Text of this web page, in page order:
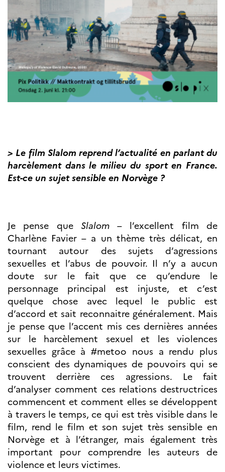
> Le film Slalom reprend l’actualité en parlant du
harcèlement dans le milieu du sport en France.
Est-ce un sujet sensible en Norvège ?
Je pense que Slalom– l’excellent film de
Charlène Favier – a un thème très délicat, en
tournant autour des sujets d’agressions
sexuelles et l’abus de pouvoir. Il n’y a aucun
doute sur le fait que ce qu’endure le
personnage principal est injuste, et c’est
quelque chose avec lequel le public est
d’accord et sait reconnaitre généralement. Mais
je pense que l’accent mis ces dernières années
sur le harcèlement sexuel et les violences
sexuelles grâce à #metoo nous a rendu plus
conscient des dynamiques de pouvoirs qui se
trouvent derrière ces agressions. Le fait
d’analyser comment ces relations destructrices
commencent et comment elles se développent
à travers le temps, ce qui est très visible dans le
film, rend le film et son sujet très sensible en
Norvège et à l’étranger, mais également très
important pour comprendre les auteurs de
violence et leurs victimes.